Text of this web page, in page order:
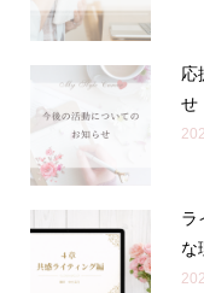
応
せ
ラ
な